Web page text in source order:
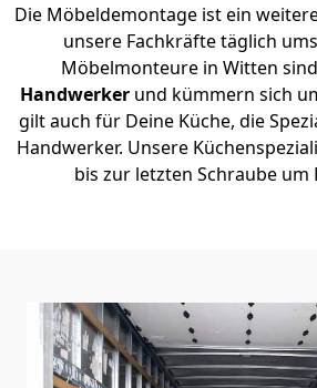
Die Möbeldemontage ist ein
unsere Fachkräfte täglich
Möbelmonteure in Witten sind
Handwerker und kümmern sich
gilt auch für Deine Küche, die
Handwerker. Unsere
bis zur letzten Schraube um